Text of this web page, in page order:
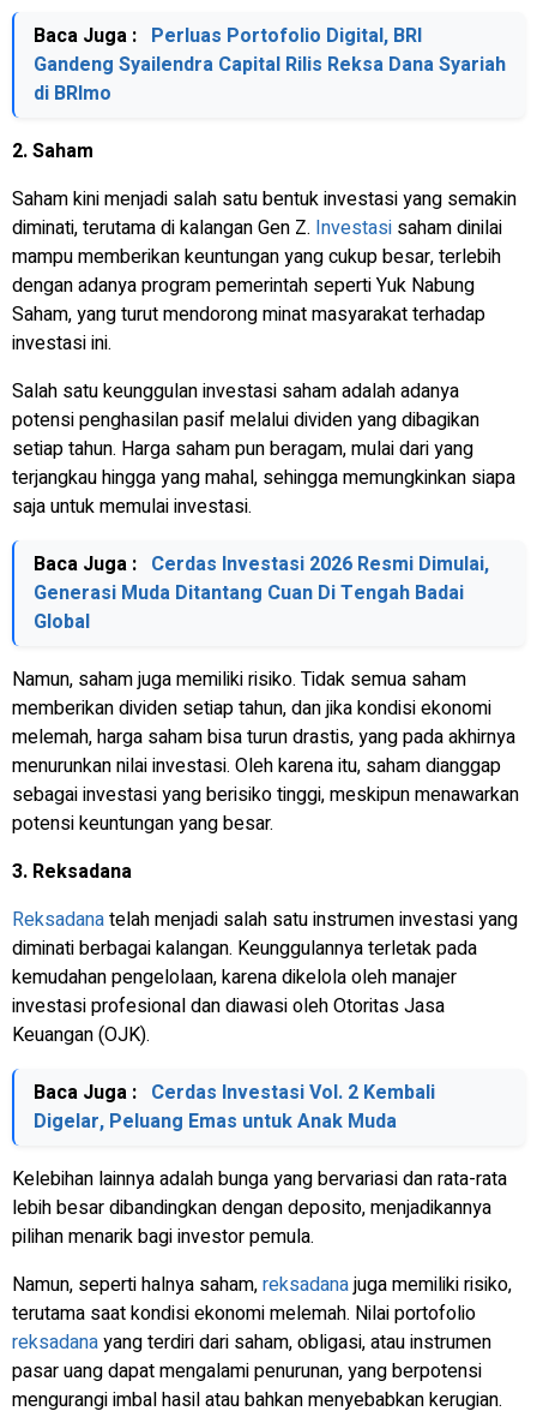
Baca Juga : Perluas Portofolio Digital, BRI
Gandeng Syailendra Capital Rilis Reksa Dana Syariah
di BRImo
2. Saham
Saham kini menjadi salah satu bentuk investasi yang semakin
diminati, terutama di kalangan Gen Z. Investasi saham dinilai
mampu memberikan keuntungan yang cukup besar, terlebih
dengan adanya program pemerintah seperti Yuk Nabung
Saham, yang turut mendorong minat masyarakat terhadap
investasi ini.
Salah satu keunggulan investasi saham adalah adanya
potensi penghasilan pasif melalui dividen yang dibagikan
setiap tahun. Harga saham pun beragam, mulai dari yang
terjangkau hingga yang mahal, sehingga memungkinkan siapa
saja untuk memulai investasi.
Baca Juga : Cerdas Investasi 2026 Resmi Dimulai,
Generasi Muda Ditantang Cuan Di Tengah Badai
Global
Namun, saham juga memiliki risiko. Tidak semua saham
memberikan dividen setiap tahun, dan jika kondisi ekonomi
melemah, harga saham bisa turun drastis, yang pada akhirnya
menurunkan nilai investasi. Oleh karena itu, saham dianggap
sebagai investasi yang berisiko tinggi, meskipun menawarkan
potensi keuntungan yang besar.
3. Reksadana
Reksadanatelah menjadi salah satu instrumen investasi yang
diminati berbagai kalangan. Keunggulannya terletak pada
kemudahan pengelolaan, karena dikelola oleh manajer
investasi profesional dan diawasi oleh Otoritas Jasa
Keuangan (OJK).
Baca Juga : Cerdas Investasi Vol. 2 Kembali
Digelar, Peluang Emas untuk Anak Muda
Kelebihan lainnya adalah bunga yang bervariasi dan rata-rata
lebih besar dibandingkan dengan deposito, menjadikannya
pilihan menarik bagi investor pemula.
Namun, seperti halnya saham,reksadanajuga memiliki risiko,
terutama saat kondisi ekonomi melemah. Nilai portofolio
reksadanayang terdiri dari saham, obligasi, atau instrumen
pasar uang dapat mengalami penurunan, yang berpotensi
mengurangi imbal hasil atau bahkan menyebabkan kerugian.